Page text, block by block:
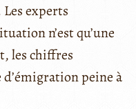
experts
n’est qu’une
les chiffres
peine à